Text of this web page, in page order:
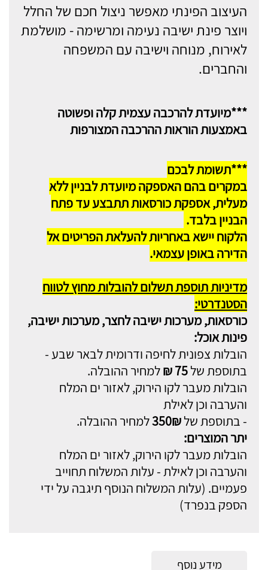
העיצוב הפינתי מאפשר ניצול חכם של החלל
ויוצר פינת ישיבה נעימה ומרשימה - מושלמת
לאירוח, מנוחה וישיבה עם המשפחה
והחברים.
***מיועדת להרכבה עצמית קלה ופשוטה
באמצעות הוראות ההרכבה המצורפות
***תשומת לבכם
במקרים בהם האספקה מיועדת לבניין ללא
מעלית, אספקת כורסאות תתבצע עד פתח
הבניין בלבד.
הלקוח יישא באחריות להעלאת הפריטים אל
הדירה באופן עצמאי.
מדיניות תוספת תשלום להובלות מחוץ לטווח
הסטנדרטי:
כורסאות, מערכות ישיבה לחצר, מערכות ישיבה,
פינות אוכל:
הובלות צפונית לחיפה ודרומית לבאר שבע -
בתוספת של75 ₪
למחיר ההובלה.
הובלות מעבר לקו הירוק, לאזור ים המלח
והערבה וכן לאילת
- בתוספת של350₪למחיר ההובלה.
יתר המוצרים:
הובלות מעבר לקו הירוק, לאזור ים המלח
והערבה וכן לאילת - עלות המשלוח תחוייב
פעמיים. (עלות המשלוח הנוסף תיגבה על ידי
הספק בנפרד)
מידע נוסף